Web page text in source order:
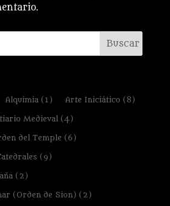
Alquimia(1) Arte Iniciático (8)
Medieval(4)
del Temple (6)
(9)
(2)
(Orden de Sion) (2)